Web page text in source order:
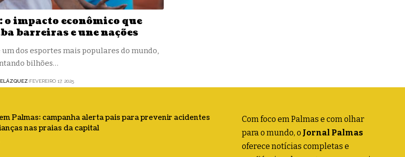
o impacto econômico que
barreiras e une nações
um dos esportes mais populares do mundo,
bilhões…
FEVEREIRO 17, 2025
Palmas: campanha alerta pais para prevenir acidentes
nas praias da capital
Com foco em Palmas e com olhar
para o mundo, o Jornal Palmas
oferece notícias completas e